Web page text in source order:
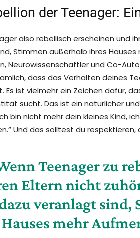
der Teenager:
also rebellisch erscheinen und
Stimmen außerhalb ihres
Neurowissenschaftler und Co-
dass das Verhalten deines
Es ist vielmehr ein Zeichen dafür,
sucht. Das ist ein natürlicher
bin nicht mehr dein kleines Kind,
Und das solltest du respektieren,
Teenager zu
Eltern nicht
dazu veranlagt sind,
Hauses mehr